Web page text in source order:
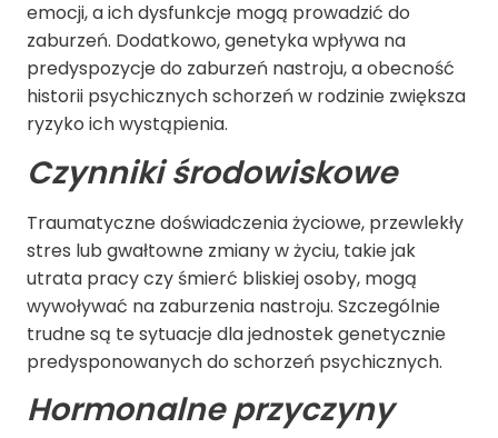
emocji, a ich dysfunkcje mogą prowadzić do
zaburzeń. Dodatkowo, genetyka wpływa na
predyspozycje do zaburzeń nastroju, a obecność
historii psychicznych schorzeń w rodzinie zwiększa
ryzyko ich wystąpienia.
Czynniki środowiskowe
Traumatyczne doświadczenia życiowe, przewlekły
stres lub gwałtowne zmiany w życiu, takie jak
utrata pracy czy śmierć bliskiej osoby, mogą
wywoływać na zaburzenia nastroju. Szczególnie
trudne są te sytuacje dla jednostek genetycznie
predysponowanych do schorzeń psychicznych.
Hormonalne przyczyny